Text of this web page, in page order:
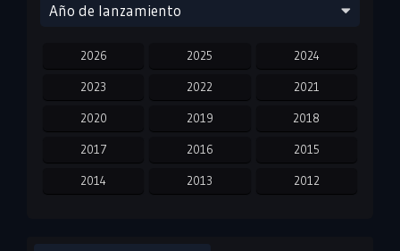
Año de lanzamiento
2026 2025 2024
2023 2022 2021
2020 2019 2018
2017 2016 2015
2014 2013 2012